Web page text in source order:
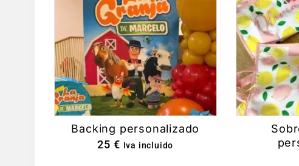
Backing personalizado
25 € Iva incluido